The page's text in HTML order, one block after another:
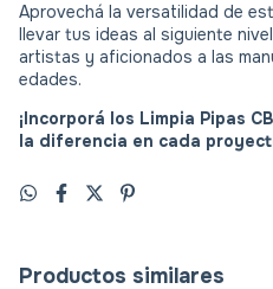
Aprovechá la versatilidad de
llevar tus ideas al siguiente
artistas y aficionados a las
edades.
¡Incorporá los Limpia Pipas
la diferencia en cada
Productos similares